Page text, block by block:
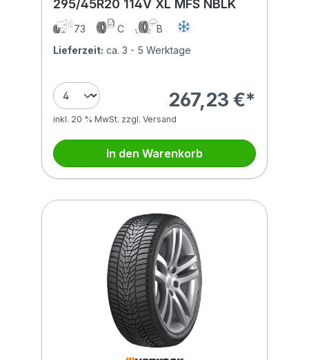
295/45R20 114V XL MFS NBLK
73 C
B
Lieferzeit: ca. 3 - 5 Werktage
267,23 €*
inkl. 20 % MwSt. zzgl. Versand
In den Warenkorb